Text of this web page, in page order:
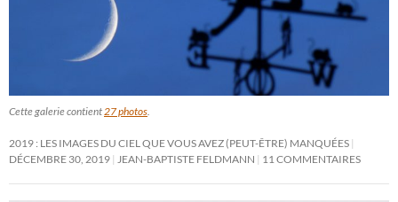
Cette galerie contient27 photos.
2019 : LES IMAGES DU CIEL QUE VOUS AVEZ (PEUT-ÊTRE) MANQUÉES
DÉCEMBRE 30, 2019 JEAN-BAPTISTE FELDMANN 11 COMMENTAIRES